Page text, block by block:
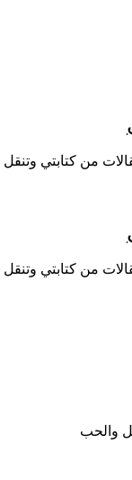
من كتابتي وتنقل
من كتابتي وتنقل
والحب